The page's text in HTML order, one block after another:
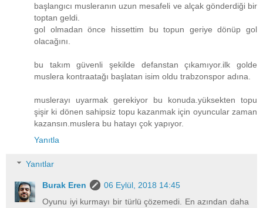
başlangıcı musleranın uzun mesafeli ve alçak gönderdiği bir
toptan geldi.
gol olmadan önce hissettim bu topun geriye dönüp gol
olacağını.
bu takım güvenli şekilde defanstan çıkamıyor.ilk golde
muslera kontraatağı başlatan isim oldu trabzonspor adına.
muslerayı uyarmak gerekiyor bu konuda.yüksekten topu
şişir ki dönen sahipsiz topu kazanmak için oyuncular zaman
kazansın.muslera bu hatayı çok yapıyor.
Yanıtla
Yanıtlar
Burak Eren
06 Eylül, 2018 14:45
Oyunu iyi kurmayı bir türlü çözemedi. En azından daha